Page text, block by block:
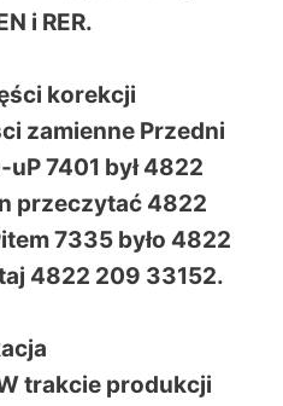
i RER.
korekcji
zamienne Przedni
7401 był 4822
przeczytać 4822
7335 było 4822
4822 209 33152.
trakcie produkcji